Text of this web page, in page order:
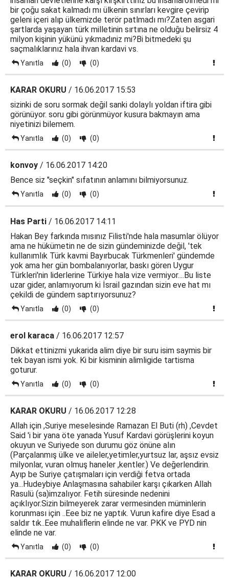
bir çoğu sakat kalmadı mı ülkenin sınırları kevgire çevirip
geleni içeri alıp ülkemizde terör patlmadı mı?Zaten asgari
şartlarda yaşayan türk milletinin sırtına ne olduğu belirsiz 4
milyon kişinin yükünü yıkmadıniz mi?Bi bitmedeki şu
saçmalıklarınız hala ihvan kardavi vs.
Yanıtla (0) (0)
KARAR OKURU / 16.06.2017 15:53
sizinki de soru sormak değil sanki dolaylı yoldan iftira gibi
görünüyor. soru gibi görünmüyor kusura bakmayın ama
niyetinizi bilemem.
Yanıtla (0) (0)
konvoy / 16.06.2017 14:20
Bence siz "seçkin" sıfatının anlamını bilmiyorsunuz.
Yanıtla (0) (0)
Has Parti / 16.06.2017 14:11
Hakan Bey farkında mısınız Filisti'nde hala masumlar ölüyor
ama ne hükümetin ne de sizin gündeminizde değil, 'tek
kullanımlık Türk kavmi Bayırbucak Türkmenleri' gündemde
yok ama her gün bombalanıyorlar, baskı gören Uygur
Türkleri'nin liderlerine Türkiye hala vize vermiyor....Bu liste
uzar gider, anlamıyorum ki İsrail gazından sizin eve hat mı
çekildi de gündem saptırıyorsunuz?
Yanıtla (0) (0)
erol karaca / 16.06.2017 12:57
Dikkat ettinizmi yukarida alim diye bir suru isim saymis bir
tek bayan ismi yok. Ki bir kisminin alimligide tartisma
goturur.
Yanıtla (0) (0)
KARAR OKURU / 16.06.2017 12:28
Allah için ,Suriye meselesinde Ramazan El Buti (rh) ,Cevdet
Said 'i bir yana öte yanada Yusuf Kardavi görüşlerini koyun
okuyun ve Suriyede son durumu göz önüne alın
(Parçalanmış ülke ve aileler,yetimler,yurtsuz lar, aşsız evsiz
milyonlar, vuran olmuş haneler ,kentler.) Ve değerlendirin.
Ayıp be Suriye çatışmaları için verdiği fetva ortada
ya...Hudeybiye Anlaşmasına sahabiler karşı çıkarken Allah
Rasulü (sa)imzalıyor. Fetih süresinde nedenini
açıklıyor.Sizin bilmeyerek zarar vermesinden müminlerin
korunması için ..Eee biz ne yaptık. Vurun kafire diye Esad a
saldır tık..Eee muhaliflerin elinde ne var. PKK ve PYD nin
elinde ne var.
Yanıtla (0) (0)
KARAR OKURU / 16.06.2017 12:00